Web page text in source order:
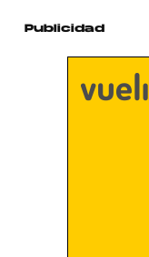
Publicidad